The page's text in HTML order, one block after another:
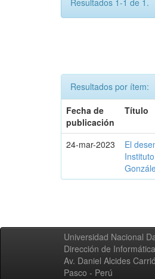
Resultados 1-1 de 1.
Resultados por ítem:
Fecha de
publicación
Título
24-mar-2023
El
Universidad Nacional
Dirección de Informática
Av. Daniel Alcides
Pasco - Perú